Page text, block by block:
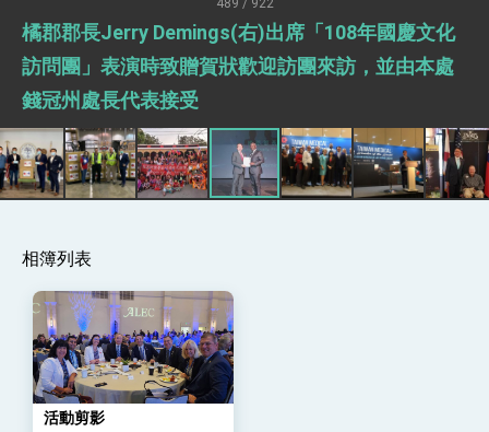
外交部長林佳龍午宴歡迎美國聯邦參議員蓋耶哥
訪問團
外交部長林佳龍接見美國智庫「德國馬歇爾基金
臺美經貿談判獲階段性成果 卓揆期勉爭取時間完
成「臺美對等貿易協定」簽署
卓揆：臺美關稅談判階段性結果有助臺灣取得有
利戰略地位 全力支持「臺美對等貿易協定」簽署
外交部與數位發展部攜手合作，整合台灣雄厚數
「總合外交」與台歐美日關係深化
總統以「韌性之島，希望之光」為題發表2026新
年談話
總統主持「守護民主台灣國安行動方案」記者
會 強調以實力守護台海和平 以決心掌握國家
命運
489 / 922
橘郡郡長Jerry Demings(右)出席「108年國慶文化
訪問團」表演時致贈賀狀歡迎訪團來訪，並由本處
錢冠州處長代表接受
相簿列表
活動剪影